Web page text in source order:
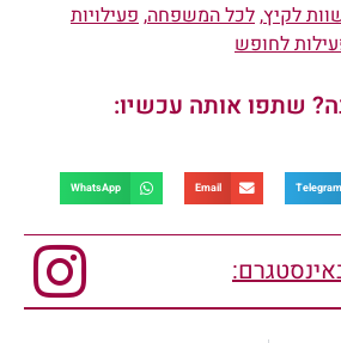
לקיץ,לכל המשפחה,פעילויות
לחופש
שתפו אותה עכשיו:
Telegram
Email
WhatsApp